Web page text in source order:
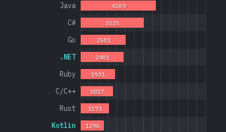
Kotlin
Rust
C/C++
Ruby
.NET
Go
C#
Java
1296
1573
1817
1931
2401
2501
3535
4209